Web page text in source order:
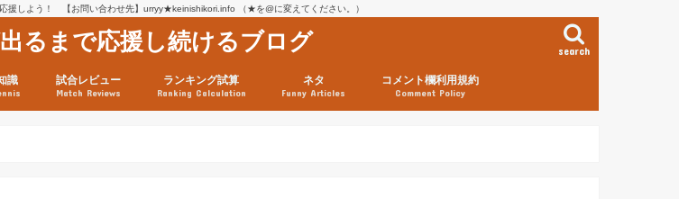
援しよう！ 【お問い合わせ先】urryy★keinishikori.info （★を@に変えてください。）
るまで応援し続けるブログ search
識 試合レビュー
Match Reviews
ランキング試算
Ranking Calculation
ネタ
Funny Articles
コメント欄利用規約
Comment Policy